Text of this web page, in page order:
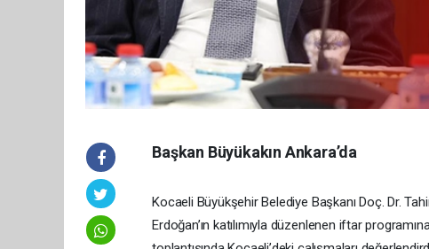
Başkan Büyükakın Ankara’da
Kocaeli Büyükşehir Belediye Başkanı Doç. Dr.
Erdoğan’ın katılımıyla düzenlenen iftar